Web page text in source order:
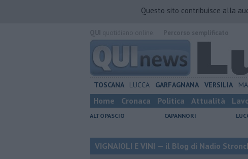
Questo sito contribuisce alla
TOSCANA LUCCA GARFAGNANA VERSILIA
Home Cronaca Politica Attualità
ALTOPASCIO CAPANNORI
VIGNAIOLI E VINI — il Blog di Nadio